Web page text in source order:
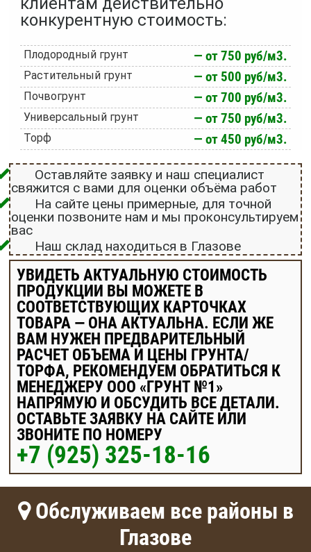
конкурентную стоимость:
Плодородный грунт — от 750 руб/м3.
Растительный грунт — от 500 руб/м3.
Почвогрунт — от 700 руб/м3.
Универсальный грунт — от 750 руб/м3.
Торф — от 450 руб/м3.
Оставляйте заявку и наш специалист
свяжится с вами для оценки объёма работ
На сайте цены примерные, для точной
оценки позвоните нам и мы проконсультируем
вас
Наш склад находиться в Глазове
УВИДЕТЬ АКТУАЛЬНУЮ СТОИМОСТЬ
ПРОДУКЦИИ ВЫ МОЖЕТЕ В
СООТВЕТСТВУЮЩИХ КАРТОЧКАХ
ТОВАРА — ОНА АКТУАЛЬНА. ЕСЛИ ЖЕ
ВАМ НУЖЕН ПРЕДВАРИТЕЛЬНЫЙ
РАСЧЕТ ОБЪЕМА И ЦЕНЫ ГРУНТА/
ТОРФА, РЕКОМЕНДУЕМ ОБРАТИТЬСЯ К
МЕНЕДЖЕРУ ООО «ГРУНТ №1»
НАПРЯМУЮ И ОБСУДИТЬ ВСЕ ДЕТАЛИ.
ОСТАВЬТЕ ЗАЯВКУ НА САЙТЕ ИЛИ
ЗВОНИТЕ ПО НОМЕРУ
+7 (925) 325-18-16
Обслуживаем все районы в
Глазове